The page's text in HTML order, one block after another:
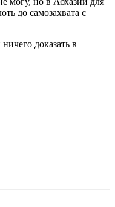
до самозахвата с
доказать в